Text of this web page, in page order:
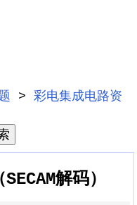
>彩电集成电路资
解码）